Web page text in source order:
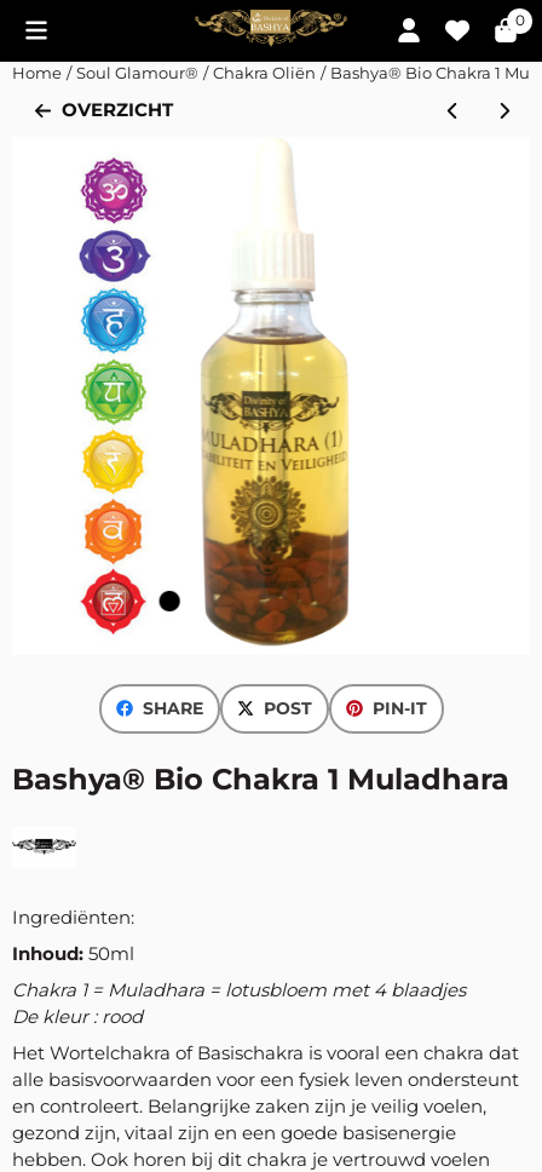
Cookievoorkeuren zijn momenteel gesloten. 0
Home / Soul Glamour® / Chakra Oliën / Bashya® Bio Chakra 1
OVERZICHT
SHARE POST PIN-IT
Bashya® Bio Chakra 1 Muladhara
Ingrediënten:
Inhoud: 50ml
Chakra 1 = Muladhara = lotusbloem met 4 blaadjes
De kleur : rood
Het Wortelchakra of Basischakra is vooral een chakra dat
alle basisvoorwaarden voor een fysiek leven ondersteunt
en controleert. Belangrijke zaken zijn je veilig voelen,
gezond zijn, vitaal zijn en een goede basisenergie
hebben. Ook horen bij dit chakra je vertrouwd voelen